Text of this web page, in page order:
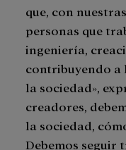
que, con
personas que
ingeniería,
contribuyendo a
la sociedad»,
creadores,
la sociedad,
Debemos seguir